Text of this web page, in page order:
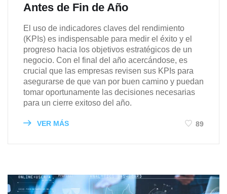
Antes de Fin de Año
El uso de indicadores claves del rendimiento
(KPIs) es indispensable para medir el éxito y el
progreso hacia los objetivos estratégicos de un
negocio. Con el final del año acercándose, es
crucial que las empresas revisen sus KPIs para
asegurarse de que van por buen camino y puedan
tomar oportunamente las decisiones necesarias
para un cierre exitoso del año.
VER MÁS 89